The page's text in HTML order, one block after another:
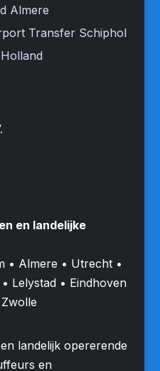
Almere
Transfer Schiphol
en landelijke
• Almere • Utrecht •
Lelystad • Eindhoven
landelijk opererende
en